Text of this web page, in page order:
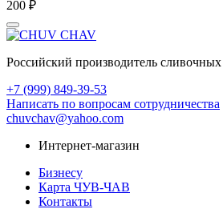
200 ₽
Российский производитель
+7 (999) 849-39-53
Написать по вопросам сотрудничества
chuvchav@yahoo.com
Интернет-магазин
Бизнесу
Карта ЧУВ-ЧАВ
Контакты